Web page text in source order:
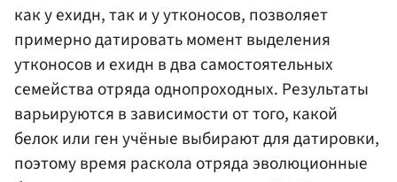
как у ехидн, так и у утконосов, позволяет
примерно датировать момент выделения
утконосов и ехидн в два самостоятельных
семейства отряда однопроходных. Результаты
варьируются в зависимости от того, какой
белок или ген учёные выбирают для датировки,
поэтому время раскола отряда эволюционные